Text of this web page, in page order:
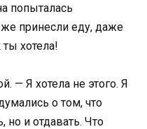
попыталась
принесли еду, даже
хотела!
— Я хотела не этого. Я
о том, что
но и отдавать. Что